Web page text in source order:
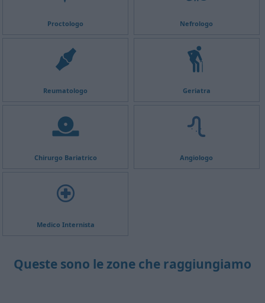
Proctologo Nefrologo
Reumatologo Geriatra
Chirurgo Bariatrico Angiologo
Medico Internista
Queste sono le zone che raggiungiamo